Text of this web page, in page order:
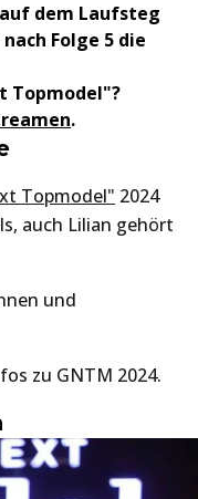
dem Laufsteg
Folge 5 die
Topmodel"?
.
Topmodel" 2024
auch Lilian gehört
und
zu GNTM 2024.